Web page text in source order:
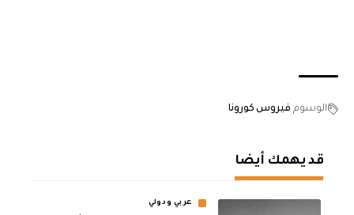
الوسوم فيروس كورونا
قد يهمك أيضا
عربي ودولي